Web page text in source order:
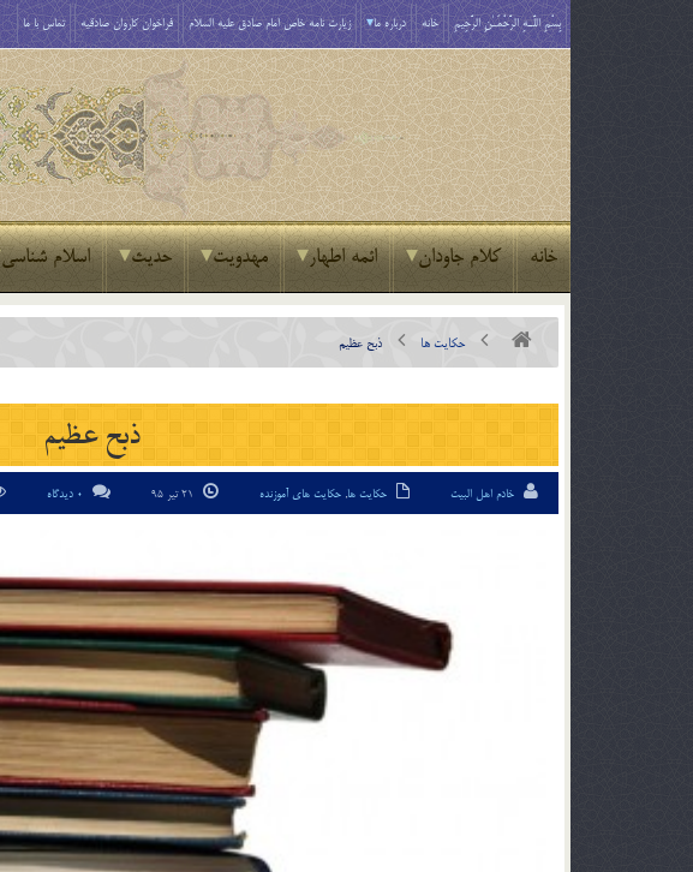
بِسْمِ اللَّـهِ الرَّحْمَـٰنِ الرَّحِيمِ خانه درباره ما زیارت نامه خاص امام صادق علیه السلام فراخوان کاروان صادقیه تماس با ما
خانه کلام جاودان ائمه اطهار مهدویت حدیث اسلام شناسی
حکایت ها ذبح عظيم
ذبح عظيم
خادم اهل البیت حکایت ها, حکایت های آموزنده 0 دیدگاه